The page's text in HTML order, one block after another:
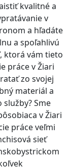
kvalitné a
v
a hľadáte
a spoľahlivú
ktorá vám tieto
prácev Žiari
zo svojej
materiál a
Sme
v Žiari
práce veľmi
sieť